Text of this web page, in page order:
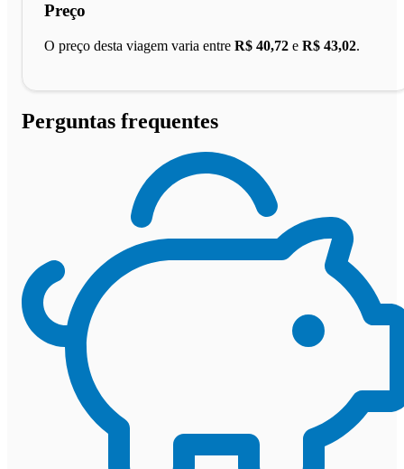
Preço
O preço desta viagem varia entre R$ 40,72 e R$ 43,02.
Perguntas frequentes